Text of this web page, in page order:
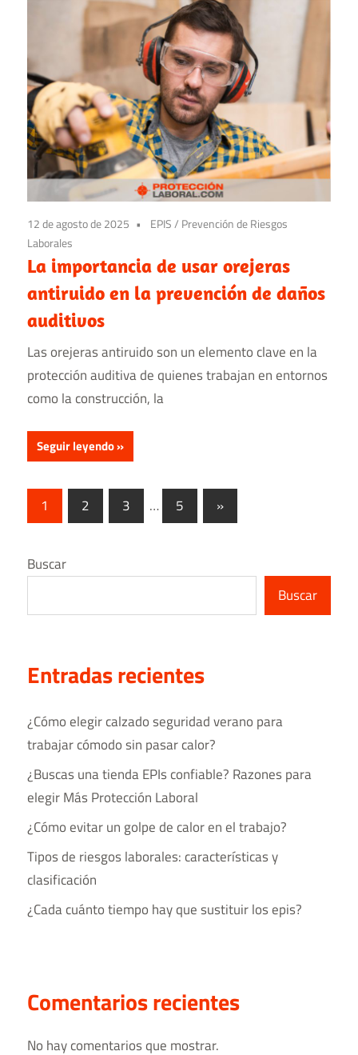
12 de agosto de 2025 EPIS/ Prevención de Riesgos
Laborales
La importancia de usar orejeras
antiruido en la prevención de daños
auditivos
Las orejeras antiruido son un elemento clave en la
protección auditiva de quienes trabajan en entornos
como la construcción, la
Seguir leyendo
Navegación
de
entradas
1 2 3 … 5
Entradas
siguientes
»
Buscar
Buscar
Entradas recientes
¿Cómo elegir calzado seguridad verano para
trabajar cómodo sin pasar calor?
¿Buscas una tienda EPIs confiable? Razones para
elegir Más Protección Laboral
¿Cómo evitar un golpe de calor en el trabajo?
Tipos de riesgos laborales​: características y
clasificación
¿Cada cuánto tiempo hay que sustituir los epis?
Comentarios recientes
No hay comentarios que mostrar.